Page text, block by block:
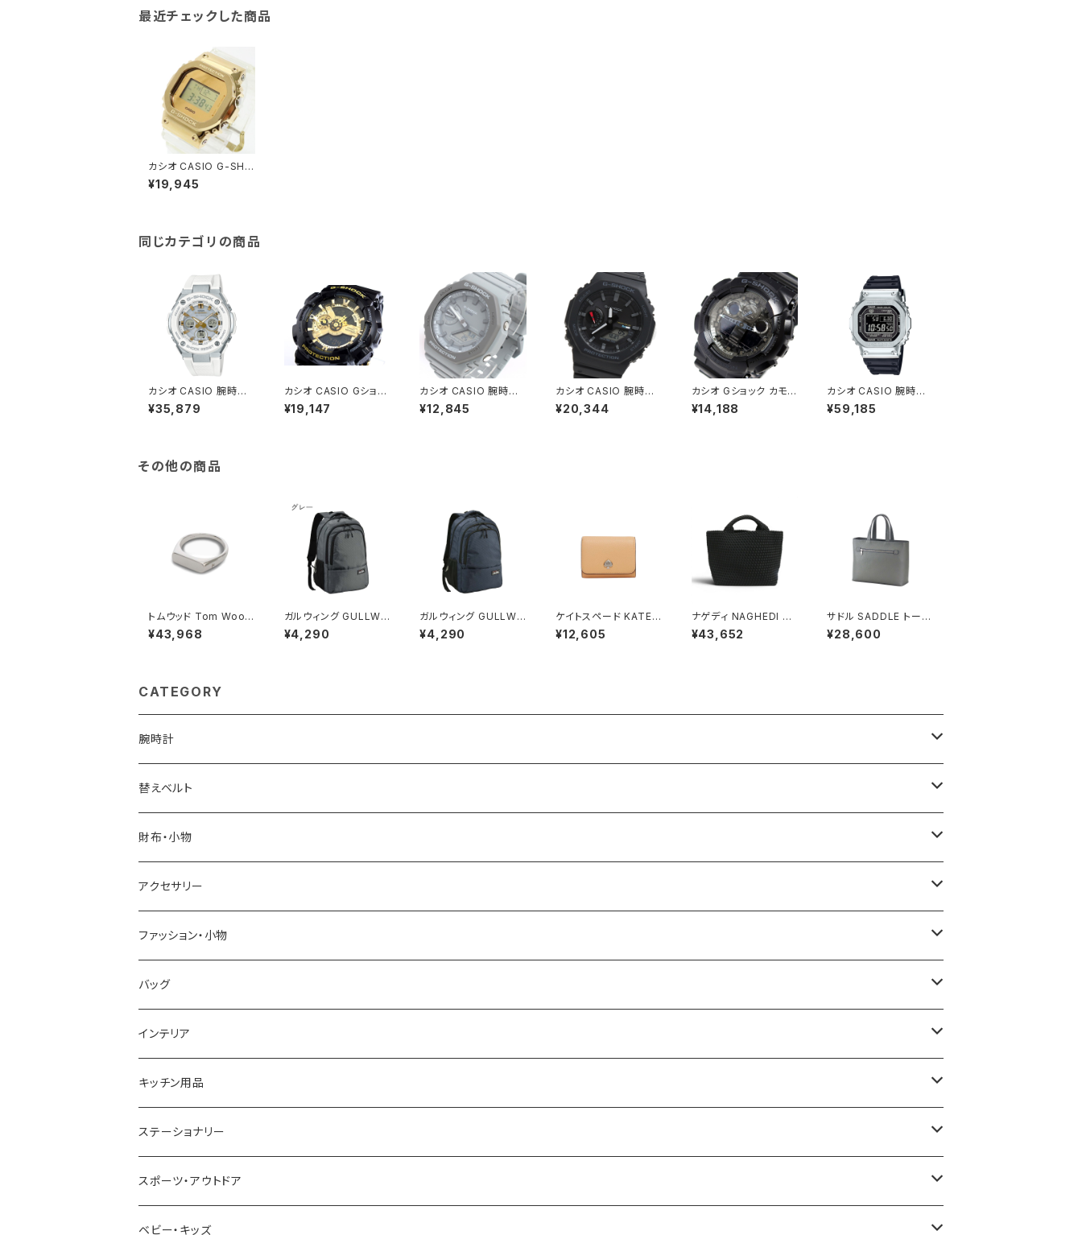
最近チェックした商品
カシオ CASIO G-SHO
CK GM-5600SG-9
腕時計 メンズ ゴールド
¥19,945
同じカテゴリの商品
カシオ CASIO 腕時計
メンズ GST-W300-7
AJF G-SHOCK クォー
¥35,879
カシオ CASIO Gショッ
ク G-SHOCK ハイパ
ーカラーズ 腕時計 GA-
¥19,147
カシオ CASIO 腕時計
GA-2110ET-8A メン
ズ レディース Gショック
¥12,845
カシオ CASIO 腕時計
GA-B2100-1A メンズ
Gショック G-SHOCK
¥20,344
カシオ Gショック カモフ
ラージュダイアル メンズ
腕時計 GA-100CF-1A
¥14,188
カシオ CASIO 腕時計
メンズ GMW-B5000-
1JF G-SHOCK クォー
¥59,185
その他の商品
トムウッド Tom Wood
Knut Ring リング 100
572-54 シルバー
¥43,968
ガルウィング GULLWI
NG リュック 23L 軽量
大容量 デイパック 426
¥4,290
ガルウィング GULLWI
NG リュック 23L 軽量
大容量 デイパック 426
¥4,290
ケイトスペード KATE S
PADE ケイラ スモール
Lジップ ウォレット 二つ
¥12,605
ナゲディ NAGHEDI St.
Barths Medium Tot
e セント・バーツ ミディ
¥43,652
サドル SADDLE トート
バッグ ミニトート 牛革
本革 日本製 姫路産 自
¥28,600
CATEGORY
腕時計
ELGIN
SALVATORE MARRA
CASIO
GRANDEUR
COGU
GAGA MILANO
CACTUS
TIMEX
NIXON
AVALANCHE
替えベルト
COACH
DANIEL WELLINGTON
LACOSTE
DIESEL
MICHAEL KORS
NO BRAND
財布・小物
SONNE
DUCT
TRANSNUMBER
SAAMA HOMME
ARNOLD PALMER
MICHAEL KORS
DIESEL
ALV
アクセサリー
GUCCI
TIFFANY&CO
FOLLI FOLLIE
POLICE
PAUL HEWITT
22designstudio
BOTTEGA VENETA
ファッション・小物
DAKS
栃木レザー
NIKE
DUNHILL
NEWYORKER
OROBIANCO
バッグ
MANHATTAN PORTAGE
United HOMME
RODANIA
BEAMZSQUARE
BLAZER CLUB
インテリア
CRYSTOCRAFT
SEIKO
CITIZEN
BRAUN
キッチン用品
I'mD
Helios
VALENTINO VISCANI
ステーショナリー
LAMY
WATERMAN
スポーツ・アウトドア
Trangia
ベビー・キッズ